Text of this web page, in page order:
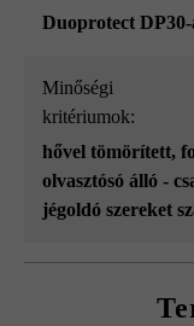
Duoprotect
Minőségi
kritériumok:
hővel tömörített,
olvasztósó álló -
jégoldó szereket